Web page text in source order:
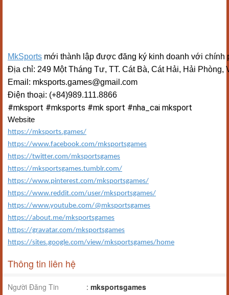
MkSports mới thành lập được đăng ký kinh doanh với
Địa chỉ: 249 Một Tháng Tư, TT. Cát Bà, Cát Hải, Hải Phòng,
Email: mksports.games@gmail.com
Điện thoại: (+84)989.111.8866
#mksport #mksports #mk sport #nha_cai mksport
Website
https://mksports.games/
https://www.facebook.com/mksportsgames
https://twitter.com/mksportsgames
https://mksportsgames.tumblr.com/
https://www.pinterest.com/mksportsgames/
https://www.reddit.com/user/mksportsgames/
https://www.youtube.com/@mksportsgames
https://about.me/mksportsgames
https://gravatar.com/mksportsgames
https://sites.google.com/view/mksportsgames/home
Thông tin liên hệ
Người Đăng Tin : mksportsgames